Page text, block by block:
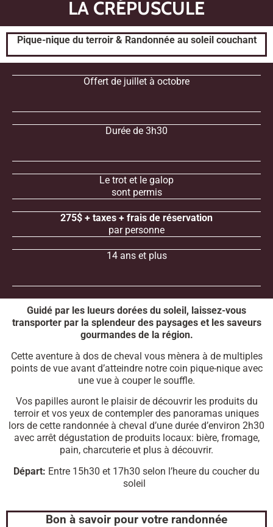
LA CRÉPUSCULE
Pique-nique du terroir & Randonnée au soleil couchant
Offert de juillet à octobre
Durée de 3h30
Le trot et le galop
sont permis
275$ + taxes + frais de réservation
par personne
14 ans et plus
Guidé par les lueurs dorées du soleil, laissez-vous
transporter par la splendeur des paysages et les saveurs
gourmandes de la région.
Cette aventure à dos de cheval vous mènera à de multiples
points de vue avant d’atteindre notre coin pique-nique avec
une vue à couper le souffle.
Vos papilles auront le plaisir de découvrir les produits du
terroir et vos yeux de contempler des panoramas uniques
lors de cette randonnée à cheval d’une durée d’environ 2h30
avec arrêt dégustation de produits locaux: bière, fromage,
pain, charcuterie et plus à découvrir.
Départ: Entre 15h30 et 17h30 selon l’heure du coucher du
soleil
Bon à savoir pour votre randonnée